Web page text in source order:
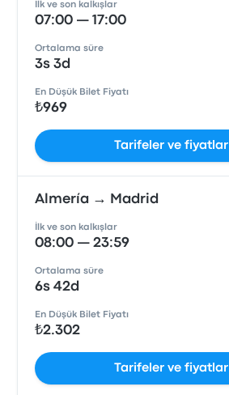
İlk ve son kalkışlar
07:00 — 17:00
Ortalama süre
3s 3d
En Düşük Bilet Fiyatı
₺969
Tarifeler ve fiyatlar
Almería → Madrid
İlk ve son kalkışlar
08:00 — 23:59
Ortalama süre
6s 42d
En Düşük Bilet Fiyatı
₺2.302
Tarifeler ve fiyatlar